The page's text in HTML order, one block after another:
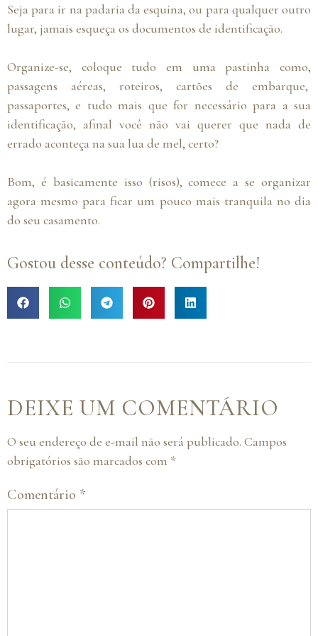
Seja para ir na padaria da esquina, ou para qualquer outro
lugar, jamais esqueça os documentos de identificação.
Organize-se, coloque tudo em uma pastinha como,
passagens aéreas, roteiros, cartões de embarque,
passaportes, e tudo mais que for necessário para a sua
identificação, afinal você não vai querer que nada de
errado aconteça na sua lua de mel, certo?
Bom, é basicamente isso (risos), comece a se organizar
agora mesmo para ficar um pouco mais tranquila no dia
do seu casamento.
Gostou desse conteúdo? Compartilhe!
DEIXE UM COMENTÁRIO
O seu endereço de e-mail não será publicado. Campos
obrigatórios são marcados com *
Comentário *